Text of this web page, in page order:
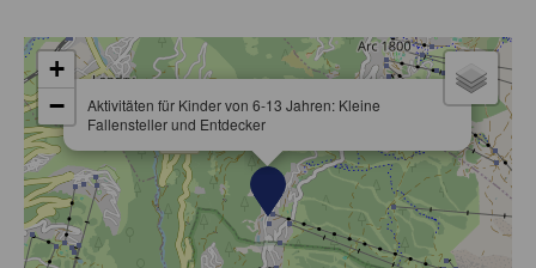
Aktivitäten für Kinder von 6-13 Jahren: Kleine
Fallensteller und Entdecker
+
−